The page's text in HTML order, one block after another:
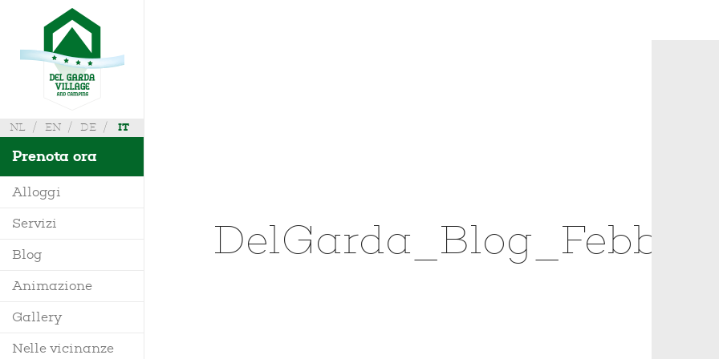
NL EN DE IT
Prenota ora
Alloggi
Villa
Mobile Home
Bungalow
Glamping
Servizi
Blog
Animazione
Gallery
Nelle vicinanze
Richiedi Info
Dove siamo